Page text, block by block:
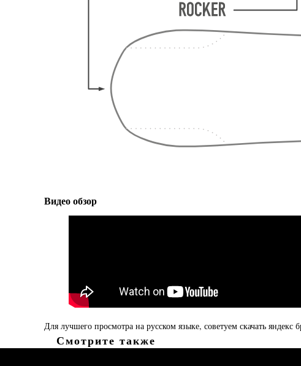
Видео обзор
Для лучшего просмотра на русском языке, советуем скачать
Смотрите также